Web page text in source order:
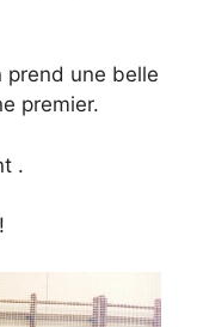
prend une belle
premier.
.